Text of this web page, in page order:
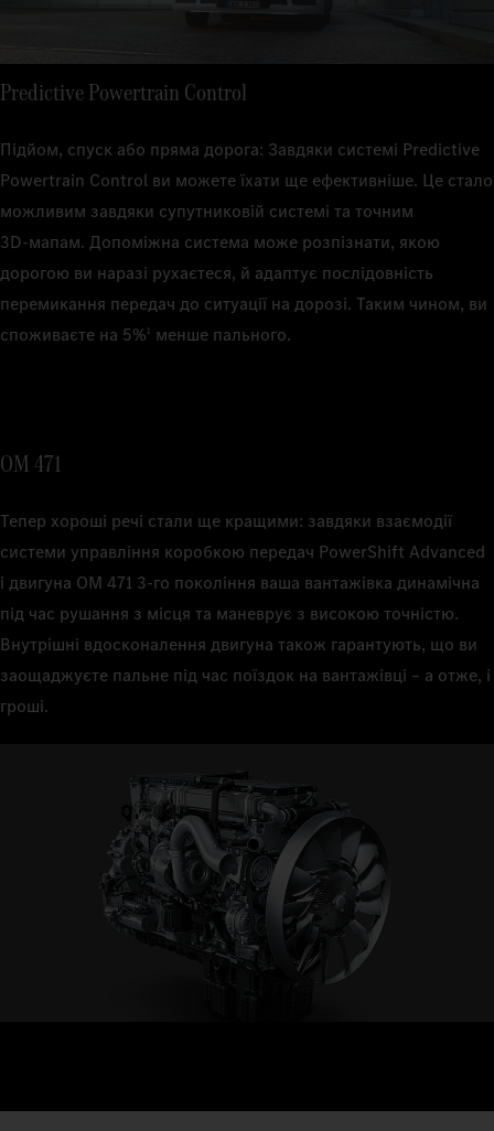
Predictive Powertrain Control
Підйом, спуск або пряма дорога: Завдяки системі Predictive
Powertrain Control ви можете їхати ще ефективніше. Це стало
можливим завдяки супутниковій системі та точним
3D‑мапам. Допоміжна система може розпізнати, якою
дорогою ви наразі рухаєтеся, й адаптує послідовність
перемикання передач до ситуації на дорозі. Таким чином, ви
споживаєте на 5% 1 менше пального.
OM 471
Тепер хороші речі стали ще кращими: завдяки взаємодії
системи управління коробкою передач PowerShift Advanced
і двигуна OM 471 3-го покоління ваша вантажівка динамічна
під час рушання з місця та маневрує з високою точністю.
Внутрішні вдосконалення двигуна також гарантують, що ви
заощаджуєте пальне під час поїздок на вантажівці – а отже, і
гроші.